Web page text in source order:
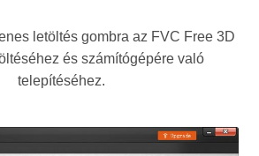
letöltés gombra az FVC Free 3D
és számítógépére való
telepítéséhez.